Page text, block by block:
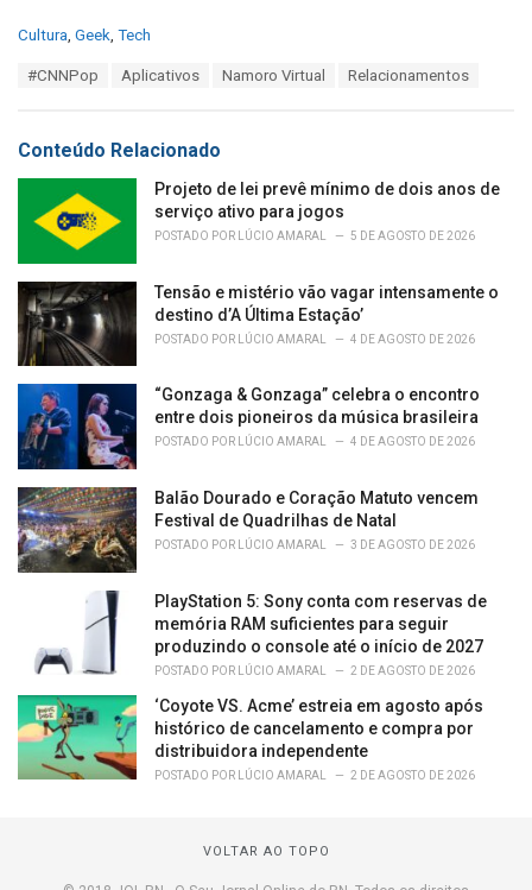
C
o
r
i
Cultura, Geek, Tech
:
#CNNPop Aplicativos Namoro Virtual Relacionamentos
Conteúdo Relacionado
Projeto de lei prevê mínimo de dois anos de
serviço ativo para jogos
POSTADO POR LÚCIO AMARAL 5 DE AGOSTO DE 2026
Tensão e mistério vão vagar intensamente o
destino d’A Última Estação’
POSTADO POR LÚCIO AMARAL 4 DE AGOSTO DE 2026
“Gonzaga & Gonzaga” celebra o encontro
entre dois pioneiros da música brasileira
POSTADO POR LÚCIO AMARAL 4 DE AGOSTO DE 2026
Balão Dourado e Coração Matuto vencem
Festival de Quadrilhas de Natal
POSTADO POR LÚCIO AMARAL 3 DE AGOSTO DE 2026
PlayStation 5: Sony conta com reservas de
memória RAM suficientes para seguir
produzindo o console até o início de 2027
POSTADO POR LÚCIO AMARAL 2 DE AGOSTO DE 2026
‘Coyote VS. Acme’ estreia em agosto após
histórico de cancelamento e compra por
distribuidora independente
POSTADO POR LÚCIO AMARAL 2 DE AGOSTO DE 2026
VOLTAR AO TOPO